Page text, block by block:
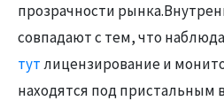
прозрачности
совпадают с тем, что
тутлицензирование и
находятся под пристальным